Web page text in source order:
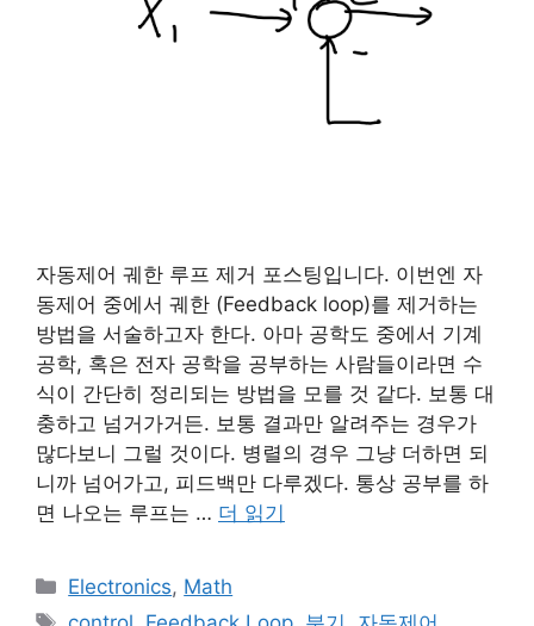
자동제어 궤한 루프 제거 포스팅입니다. 이번엔 자
동제어 중에서 궤한 (Feedback loop)를 제거하는
방법을 서술하고자 한다. 아마 공학도 중에서 기계
공학, 혹은 전자 공학을 공부하는 사람들이라면 수
식이 간단히 정리되는 방법을 모를 것 같다. 보통 대
충하고 넘거가거든. 보통 결과만 알려주는 경우가
많다보니 그럴 것이다. 병렬의 경우 그냥 더하면 되
니까 넘어가고, 피드백만 다루겠다. 통상 공부를 하
면 나오는 루프는 … 더 읽기
카
Electronics, Math
태